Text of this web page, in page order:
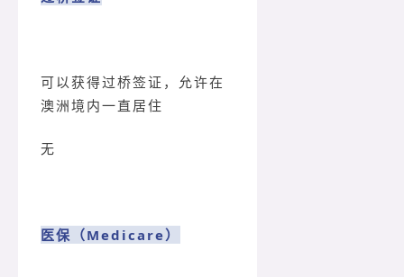
可以获得过桥签证，允许在
澳洲境内一直居住
无
医保（Medicare）